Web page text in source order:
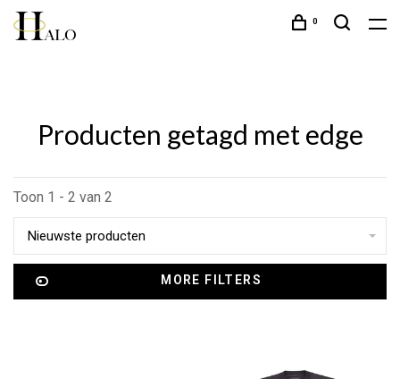
0
Producten getagd met edge
Toon 1 - 2 van 2
Nieuwste producten
MORE FILTERS